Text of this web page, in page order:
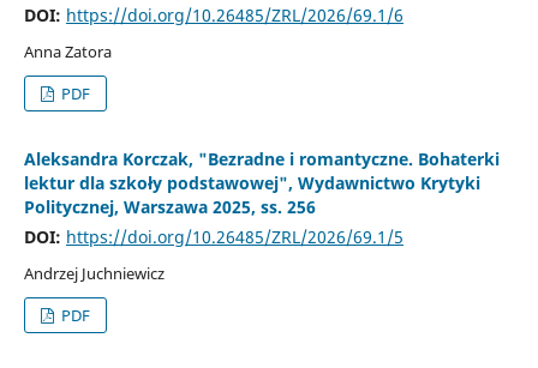
DOI: https://doi.org/10.26485/ZRL/2026/69.1/6
Anna Zatora
PDF
Aleksandra Korczak, "Bezradne i romantyczne. Bohaterki
lektur dla szkoły podstawowej", Wydawnictwo Krytyki
Politycznej, Warszawa 2025, ss. 256
DOI: https://doi.org/10.26485/ZRL/2026/69.1/5
Andrzej Juchniewicz
PDF